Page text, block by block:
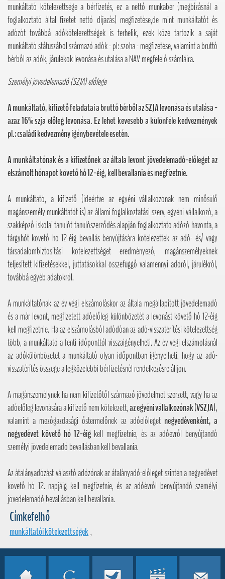
munkáltató kötelezettsége a bérfizetés, ez a nettó munkabér (megbízásnál a
foglalkoztató által fizetet nettó díjazás) megfizetése,de mint munkáltatót és
adózót továbbá adókötelezettségek is terhelik, ezek közé tartozik a saját
munkáltató státuszából származó adók - pl: szoha - megfizetése, valamint a bruttó
bérből az adók, járulékok levonása és utalása a NAV megfelelő számláira.
Személyi jövedelemadó (SZJA) előlege
A munkáltató, kifizető feladatai a bruttó bérből az SZJA levonása és utalása -
azaz 16% szja előleg levonása. Ez lehet kevesebb a különféle kedvezmények
pl.: családi kedvezmény igénybevétele esetén.
A munkáltatónak és a kifizetőnek az általa levontjövedelemadó-előleget az
elszámolt hónapot követő hó 12-éig, kell bevallania és megfizetnie.
A munkáltató, a kifizető (ideértve az egyéni vállalkozónak nem minősülő
magánszemély munkáltatót is) az állami foglalkoztatási szerv, egyéni vállalkozó, a
szakképző iskolai tanulót tanulószerződés alapján foglalkoztató adózó havonta, a
tárgyhót követő hó 12-éig bevallás benyújtására kötelezettek az adó- és/ vagy
társadalombiztosítási kötelezettséget eredményező, magánszemélyeknek
teljesített kifizetésekkel, juttatásokkal összefüggő valamennyi adóról, járulékról,
továbbá egyéb adatokról.
A munkáltatónak az év végi elszámoláskor az általa megállapított jövedelemadó
és a már levont, megfizetett adóelőleg különbözetét a levonást követő hó 12-éig
kell megfizetnie. Ha az elszámolásból adódóan az adó-visszatérítési kötelezettség
több, a munkáltató a fenti időponttól visszaigényelheti. Az év végi elszámolásnál
az adókülönbözetet a munkáltató olyan időpontban igényelheti, hogy az adó-
visszatérítés összege a legközelebbi bérfizetésnél rendelkezésre álljon.
A magánszemélynek ha nem kifizetőtől származó jövedelmet szerzett, vagy ha az
adóelőleg levonására a kifizető nem kötelezett,az egyéni vállalkozónak (VSZJA),
valamint a mezőgazdasági őstermelőnek az adóelőleget negyedévenként, a
negyedévet követő hó 12-éig kell megfizetnie, és az adóévről benyújtandó
személyi jövedelemadó bevallásban kell bevallania.
Az átalányadózást választó adózónak az átalányadó-előleget szintén a negyedévet
követő hó 12. napjáig kell megfizetnie, és az adóévről benyújtandó személyi
jövedelemadó bevallásban kell bevallania.
Címkefelhő
munkáltatói kötelezettségek,